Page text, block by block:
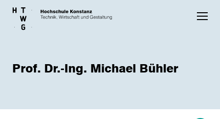
Skip to main content
Prof. Dr.-Ing. Michael Bühler